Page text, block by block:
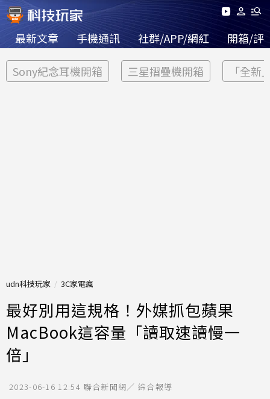
最新文章 手機通訊 社群/APP/網紅 開箱/評
Sony紀念耳機開箱 三星摺疊機開箱 「全新
udn科技玩家 3C家電瘋
最好別用這規格！外媒抓包蘋果
MacBook這容量「讀取速讀慢一
倍」
2023-06-16 12:54 聯合新聞網／ 綜合報導